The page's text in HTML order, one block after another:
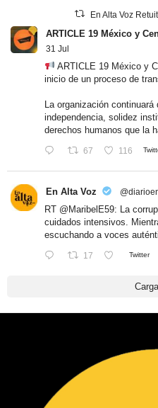
En Alta Voz
ARTICLE 19 México y
31 Jul
ARTICLE 19 México y
inicio de un proceso de
La organización
independencia, solidez
derechos humanos que la
67 116
En Alta Voz
RT @MaribelE59: La
cuidados intensivos.
escuchando a voces
17 Twitter